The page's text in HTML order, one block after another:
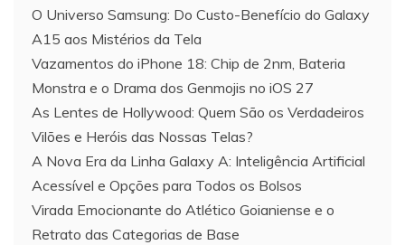
O Universo Samsung: Do Custo-Benefício do Galaxy
A15 aos Mistérios da Tela
Vazamentos do iPhone 18: Chip de 2nm, Bateria
Monstra e o Drama dos Genmojis no iOS 27
As Lentes de Hollywood: Quem São os Verdadeiros
Vilões e Heróis das Nossas Telas?
A Nova Era da Linha Galaxy A: Inteligência Artificial
Acessível e Opções para Todos os Bolsos
Virada Emocionante do Atlético Goianiense e o
Retrato das Categorias de Base